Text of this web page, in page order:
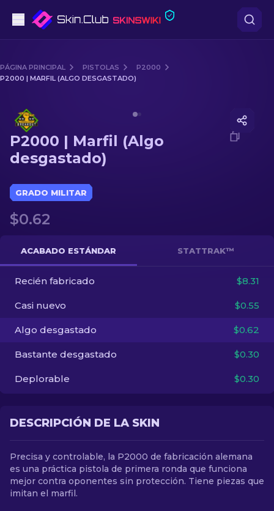
Gama media
Fusiles de Francotirador
Guantes
Otro
ES
PÁGINA PRINCIPAL PISTOLAS
P2000
P2000 | MARFIL (ALGO DESGASTADO)
P2000 | Marfil (Algo
desgastado)
GRADO MILITAR
$0.62
ACABADO ESTÁNDAR STATTRAK™
Recién fabricado $8.31
Casi nuevo $0.55
Algo desgastado $0.62
Bastante desgastado $0.30
Deplorable $0.30
DESCRIPCIÓN DE LA SKIN
Precisa y controlable, la P2000 de fabricación alemana
es una práctica pistola de primera ronda que funciona
mejor contra oponentes sin protección. Tiene piezas que
imitan el marfil.